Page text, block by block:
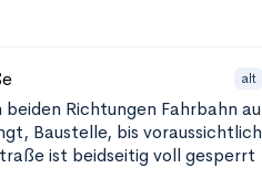
alt
Richtungen Fahrbahn
Baustelle, bis voraussichtlich
ist beidseitig voll gesperrt